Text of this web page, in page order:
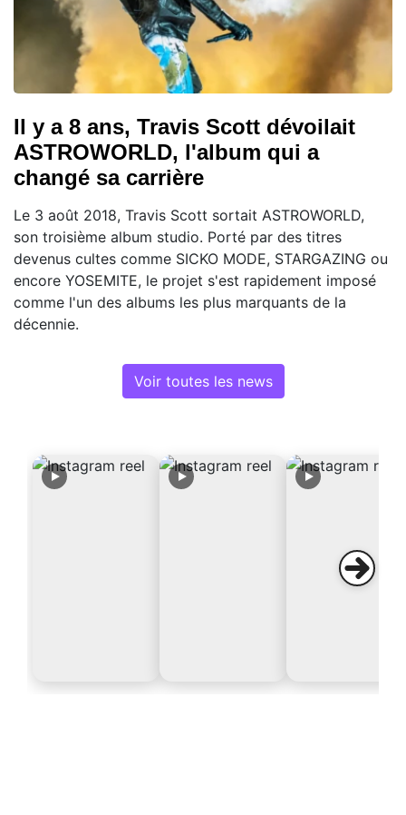
Il y a 8 ans, Travis Scott dévoilait
ASTROWORLD, l'album qui a
changé sa carrière
Le 3 août 2018, Travis Scott sortait ASTROWORLD,
son troisième album studio. Porté par des titres
devenus cultes comme SICKO MODE, STARGAZING ou
encore YOSEMITE, le projet s'est rapidement imposé
comme l'un des albums les plus marquants de la
décennie.
Voir toutes les news